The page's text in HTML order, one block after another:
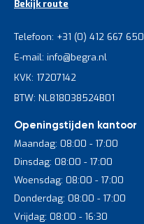
Bekijk route
Telefoon: +31 (0) 412 667 650
E-mail: info@begra.nl
KVK: 17207142
BTW: NL818038524B01
Openingstijden kantoor
Maandag: 08:00 - 17:00
Dinsdag: 08:00 - 17:00
Woensdag: 08:00 - 17:00
Donderdag: 08:00 - 17:00
Vrijdag: 08:00 - 16:30